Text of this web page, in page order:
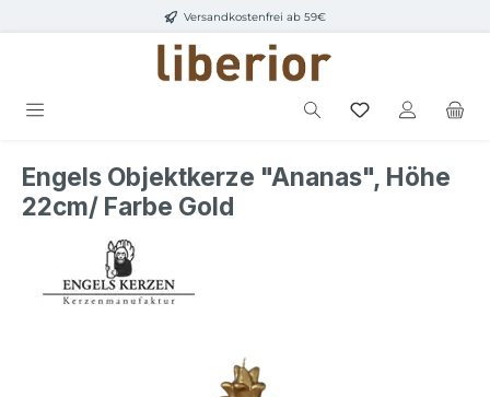
Zum Hauptinhalt springenVersandkostenfrei ab 59€
Engels Objektkerze "Ananas", Höhe
22cm/ Farbe Gold